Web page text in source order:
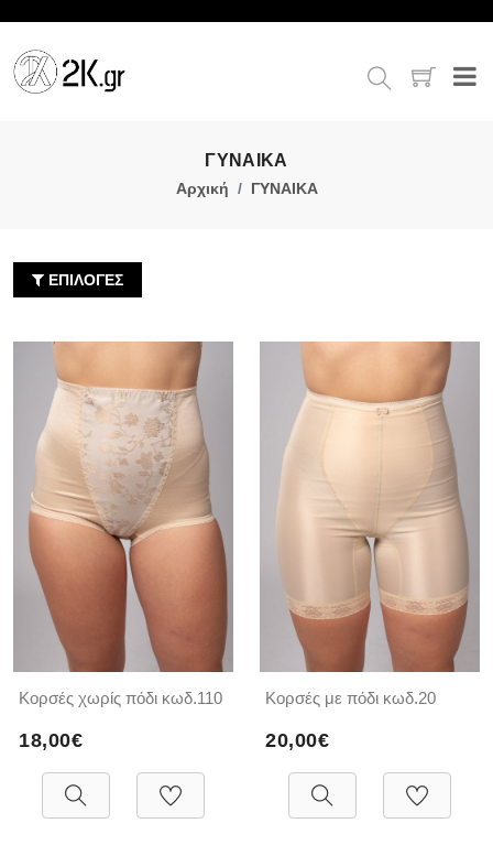
ΓΥΝΑΙΚΑ
Αρχική ΓΥΝΑΙΚΑ
ΕΠΙΛΟΓΕΣ
Κορσές χωρίς πόδι κωδ.110
18,00€
Κορσές με πόδι κωδ.20
20,00€